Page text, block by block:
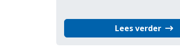
Lees verder